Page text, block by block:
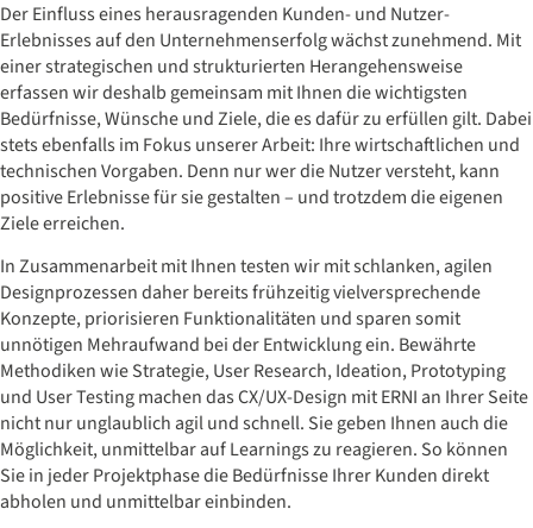
Der Einfluss eines herausragenden Kunden- und Nutzer-
Erlebnisses auf den Unternehmenserfolg wächst zunehmend. Mit
einer strategischen und strukturierten Herangehensweise
erfassen wir deshalb gemeinsam mit Ihnen die wichtigsten
Bedürfnisse, Wünsche und Ziele, die es dafür zu erfüllen gilt. Dabei
stets ebenfalls im Fokus unserer Arbeit: Ihre wirtschaftlichen und
technischen Vorgaben. Denn nur wer die Nutzer versteht, kann
positive Erlebnisse für sie gestalten – und trotzdem die eigenen
Ziele erreichen.
In Zusammenarbeit mit Ihnen testen wir mit schlanken, agilen
Designprozessen daher bereits frühzeitig vielversprechende
Konzepte, priorisieren Funktionalitäten und sparen somit
unnötigen Mehraufwand bei der Entwicklung ein. Bewährte
Methodiken wie Strategie, User Research, Ideation, Prototyping
und User Testing machen das CX/UX-Design mit ERNI an Ihrer Seite
nicht nur unglaublich agil und schnell. Sie geben Ihnen auch die
Möglichkeit, unmittelbar auf Learnings zu reagieren. So können
Sie in jeder Projektphase die Bedürfnisse Ihrer Kunden direkt
abholen und unmittelbar einbinden.